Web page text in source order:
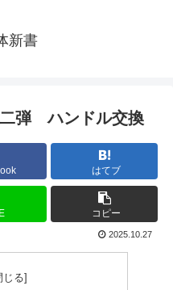
新書
二弾 ハンドル交換
はてブ
コピー
2025.10.27